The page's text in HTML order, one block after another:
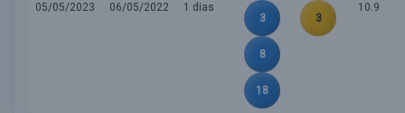
05/05/2023 06/05/2022
1 dias
3
8
18
3
10.9